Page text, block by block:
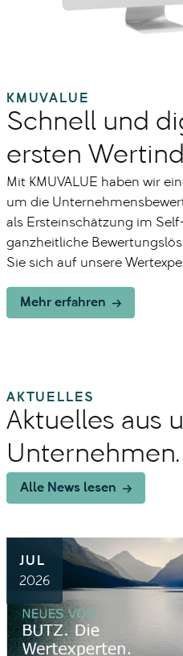
KMUVALUE
Schnell und
ersten
Mit KMUVALUE haben wir
um die
als Ersteinschätzung im
ganzheitliche
Sie sich auf unsere
Mehr erfahren
AKTUELLES
Aktuelles aus
Unternehmen.
Alle News lesen
JUL
2026